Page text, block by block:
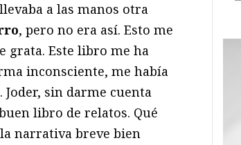
a las manos otra
, pero no era así. Esto me
grata. Este libro me ha
inconsciente, me había
sin darme cuenta
libro de relatos. Qué
narrativa breve bien